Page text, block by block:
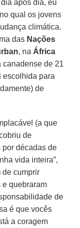
após dia, eu
qual os jovens
climática.
das Nações
, na África
canadense de 21
escolhida para
de
(a que
de
décadas de
vida inteira”,
de cumprir
e quebraram
de
é que vocês
a coragem